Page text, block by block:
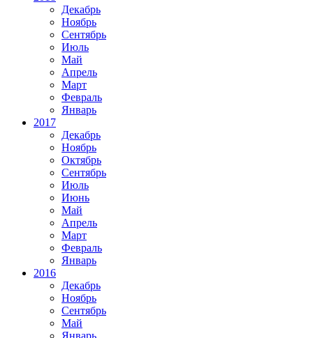
Декабрь
Ноябрь
Сентябрь
Июль
Май
Апрель
Март
Февраль
Январь
2017
Декабрь
Ноябрь
Октябрь
Сентябрь
Июль
Июнь
Май
Апрель
Март
Февраль
Январь
2016
Декабрь
Ноябрь
Сентябрь
Май
Январь